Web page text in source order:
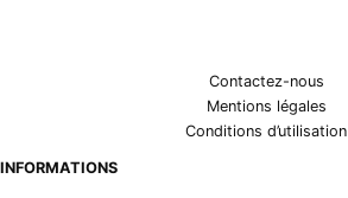
Contactez-nous
Mentions légales
Conditions d’utilisation
INFORMATIONS